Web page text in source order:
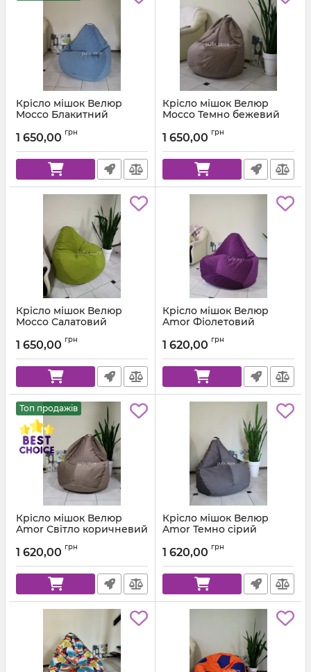
Крісло мішок Велюр
Mocco Блакитний
1 650,00 грн
Крісло мішок Велюр
Mocco Темно бежевий
1 650,00 грн
Крісло мішок Велюр
Mocco Салатовий
1 650,00 грн
Крісло мішок Велюр
Amor Фіолетовий
1 620,00 грн
Топ продажів
Крісло мішок Велюр
Amor Світло коричневий
1 620,00 грн
Крісло мішок Велюр
Amor Темно сірий
1 620,00 грн